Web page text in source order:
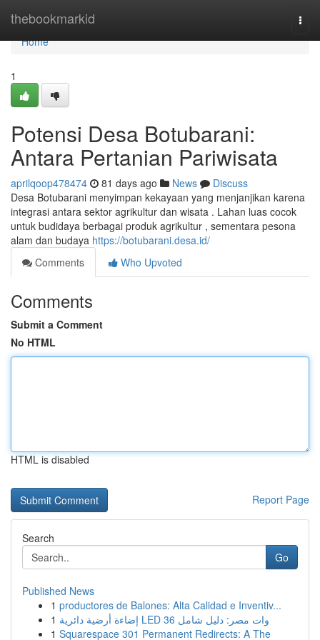
thebookmarkid
Home
Home
1
Potensi Desa Botubarani:
Antara Pertanian Pariwisata
aprilqoop478474 81 days ago News
Discuss
Desa Botubarani menyimpan kekayaan yang menjanjikan karena
integrasi antara sektor agrikultur dan wisata . Lahan luas cocok
untuk budidaya berbagai produk agrikultur , sementara pesona
alam dan budaya https://botubarani.desa.id/
Comments
Who Upvoted
Comments
Submit a Comment
No HTML
HTML is disabled
Report Page
Search
Go
Published News
1 productores de Balones: Alta Calidad e Inventiv...
1
إضاءة أرضية دائرية LED 36 وات مصر: دليل شامل
1 Squarespace 301 Permanent Redirects: A The